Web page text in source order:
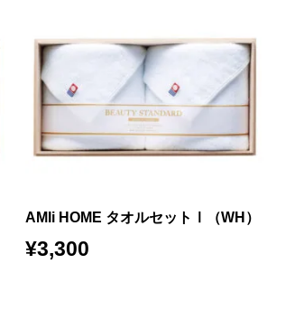
AMIi HOME タオルセットⅠ（WH）
¥3,300